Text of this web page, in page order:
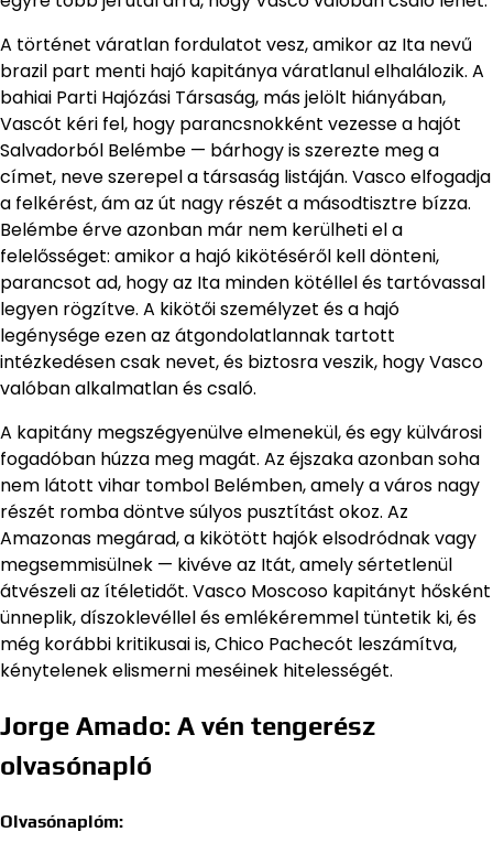
A történet váratlan fordulatot vesz, amikor az Ita nevű
brazil part menti hajó kapitánya váratlanul elhalálozik. A
bahiai Parti Hajózási Társaság, más jelölt hiányában,
Vascót kéri fel, hogy parancsnokként vezesse a hajót
Salvadorból Belémbe — bárhogy is szerezte meg a
címet, neve szerepel a társaság listáján. Vasco elfogadja
a felkérést, ám az út nagy részét a másodtisztre bízza.
Belémbe érve azonban már nem kerülheti el a
felelősséget: amikor a hajó kikötéséről kell dönteni,
parancsot ad, hogy az Ita minden kötéllel és tartóvassal
legyen rögzítve. A kikötői személyzet és a hajó
legénysége ezen az átgondolatlannak tartott
intézkedésen csak nevet, és biztosra veszik, hogy Vasco
valóban alkalmatlan és csaló.
A kapitány megszégyenülve elmenekül, és egy külvárosi
fogadóban húzza meg magát. Az éjszaka azonban soha
nem látott vihar tombol Belémben, amely a város nagy
részét romba döntve súlyos pusztítást okoz. Az
Amazonas megárad, a kikötött hajók elsodródnak vagy
megsemmisülnek — kivéve az Itát, amely sértetlenül
átvészeli az ítéletidőt. Vasco Moscoso kapitányt hősként
ünneplik, díszoklevéllel és emlékéremmel tüntetik ki, és
még korábbi kritikusai is, Chico Pachecót leszámítva,
kénytelenek elismerni meséinek hitelességét.
Jorge Amado: A vén tengerész
olvasónapló
Olvasónaplóm: